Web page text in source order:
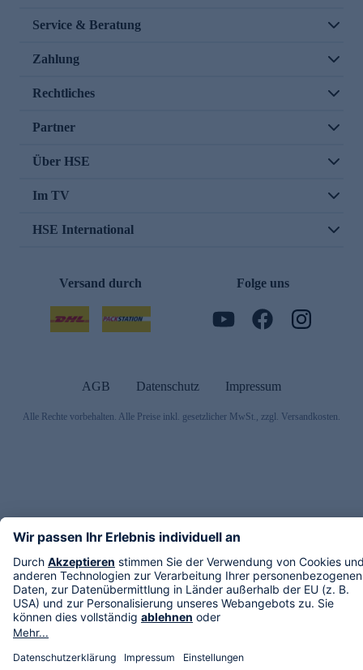
Service & Beratung
Zahlung
Rechtliches
Partner
Über HSE
Im TV
HSE International
Versand durch Folge uns
AGB Datenschutz Impressum
Alle Rechte vorbehalten. Alle Preise inkl. gesetzlicher MwSt., zzgl. Versandkosten.